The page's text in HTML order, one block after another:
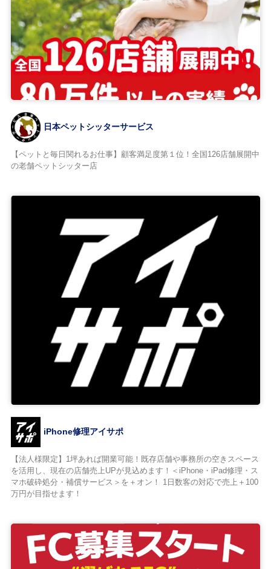
日本ペットシッターサービス
【ペットと毎日関れるお仕事】顧客満足度第１位！全国126店舗展開中
の老舗ペットシッター店
iPhone修理アイサポ
【法人様限定】1坪あれば開業可能！既存店舗や事務所の空きスペース
を活用し、現在の店舗売上UPが見込めます！＜iPhone・iPad修理・ス
マホ破砕処分・補償サービス＞を＋オン！ 1日数客の対応で売上＋100
万円が目指せます！